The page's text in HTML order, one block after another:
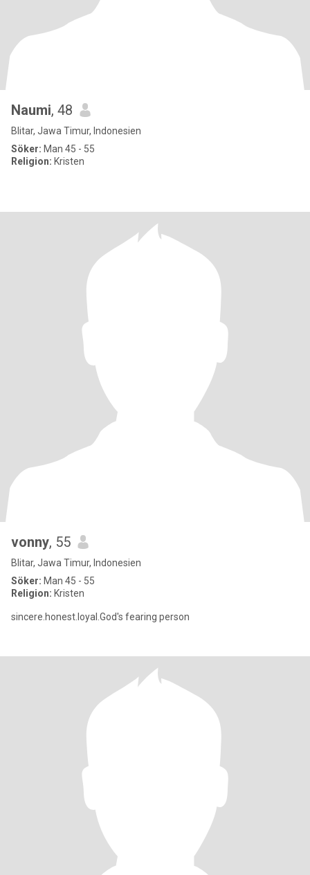
Naumi, 48
Blitar, Jawa Timur, Indonesien
Söker: Man 45 - 55
Religion: Kristen
vonny, 55
Blitar, Jawa Timur, Indonesien
Söker: Man 45 - 55
Religion: Kristen
sincere.honest.loyal.God's fearing person